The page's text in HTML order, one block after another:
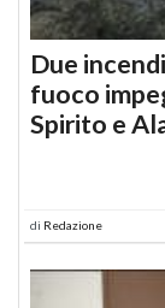
Due
fuoco
Spirito e
di Redazione